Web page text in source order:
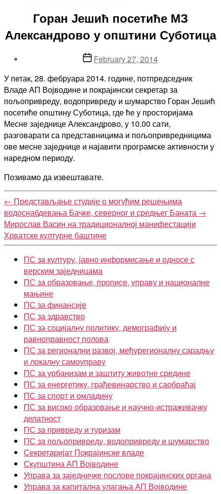
Горан Јешић посетиће МЗ
Александрово у општини Суботица
PostFebruary 27, 2014
У петак, 28. фебруара 2014. године, потпредседник
Владе АП Војводине и покрајински секретар за
пољопривреду, водопривреду и шумарство Горан Јешић
посетиће општину Суботица, где ће у просторијама
Месне заједнице Александрово, у 10.00 сати,
разговарати са представницима и пољопривредницима
ове месне заједнице и најавити програмске активности у
наредном периоду.
Позивамо да извештавате.
← Представљање студије о могућим решењима
водоснабдевања Бачке, северног и средњег Баната →
Мирослав Васин на традиционалној манифестацији
Хрватске културне баштине
ПС за културу, јавно информисање и односе с
верским заједницама
ПС за образовање, прописе, управу и националне
мањине
ПС за финансије
ПС за здравство
ПС за социјалну политику, демографију и
равноправност полова
ПС за регионални развој, међурегионалну сарадњу
и локалну самоуправу
ПС за урбанизам и заштиту животне средине
ПС за енергетику, грађевинарство и саобраћај
ПС за спорт и омладину
ПС за високо образовање и научно-истраживачку
делатност
ПС за привреду и туризам
ПС за пољопривреду, водопривреду и шумарство
Секретаријат Покрајинске владе
Скупштина АП Војводине
Управа за заједничке послове покрајинских органа
Управа за капитална улагања АП Војводине